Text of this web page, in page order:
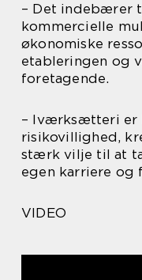
– Det indebærer
kommercielle
økonomiske
etableringen og
foretagende.
– Iværksætteri er
risikovillighed,
stærk vilje til at
egen karriere og
VIDEO